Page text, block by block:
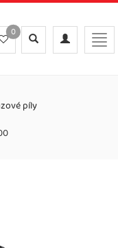
Toggle
navigation
Toggle
search
0
píly